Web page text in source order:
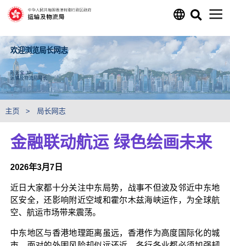
欢迎浏览局长网志
陈美宝 JP
运输及物流局局长
主页 局长网志
金融联动航运 绿色绘画未来
2026年3月7日
近日大家都十分关注中东局势，战事不但波及邻近中东地
区安全，还影响附近空域和霍尔木兹海峡运作，为全球航
空、航运市场带来震荡。
中东地区与香港地理距离虽远，香港作为高度国际化的城